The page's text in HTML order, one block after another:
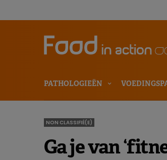
PATHOLOGIEËN
NON CLASSIFIÉ(E)
Ga je van